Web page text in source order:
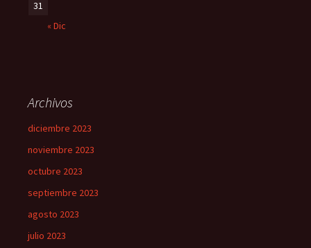
31
« Dic
Archivos
diciembre 2023
noviembre 2023
octubre 2023
septiembre 2023
agosto 2023
julio 2023